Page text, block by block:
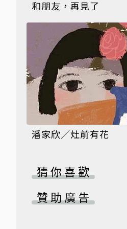
和朋友，再見了
潘家欣／灶前有花
猜你喜歡
贊助廣告